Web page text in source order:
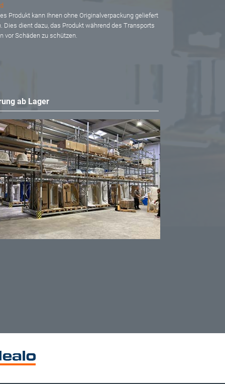
Produkt kann Ihnen ohne Originalverpackung geliefert
Dies dient dazu, das Produkt während des Transports
vor Schäden zu schützen.
ab Lager